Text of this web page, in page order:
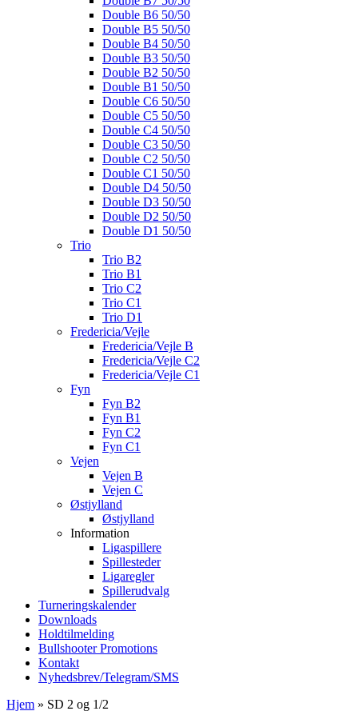
Double B6 50/50
Double B5 50/50
Double B4 50/50
Double B3 50/50
Double B2 50/50
Double B1 50/50
Double C6 50/50
Double C5 50/50
Double C4 50/50
Double C3 50/50
Double C2 50/50
Double C1 50/50
Double D4 50/50
Double D3 50/50
Double D2 50/50
Double D1 50/50
Trio
Trio B2
Trio B1
Trio C2
Trio C1
Trio D1
Fredericia/Vejle
Fredericia/Vejle B
Fredericia/Vejle C2
Fredericia/Vejle C1
Fyn
Fyn B2
Fyn B1
Fyn C2
Fyn C1
Vejen
Vejen B
Vejen C
Østjylland
Østjylland
Information
Ligaspillere
Spillesteder
Ligaregler
Spillerudvalg
Turneringskalender
Downloads
Holdtilmelding
Bullshooter Promotions
Kontakt
Nyhedsbrev/Telegram/SMS
Hjem » SD 2 og 1/2